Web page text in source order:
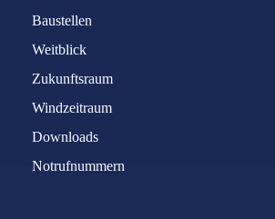
Baustellen
Weitblick
Zukunftsraum
Windzeitraum
Downloads
Notrufnummern